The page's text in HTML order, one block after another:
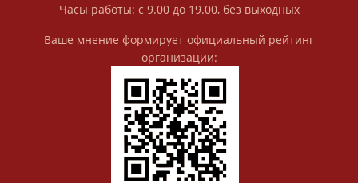
Часы работы: с 9.00 до 19.00, без выходных
Ваше мнение формирует официальный рейтинг
организации: